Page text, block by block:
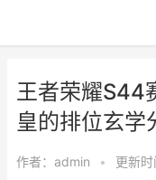
王者荣耀S44
皇的排位玄学
作者： admin • 更新